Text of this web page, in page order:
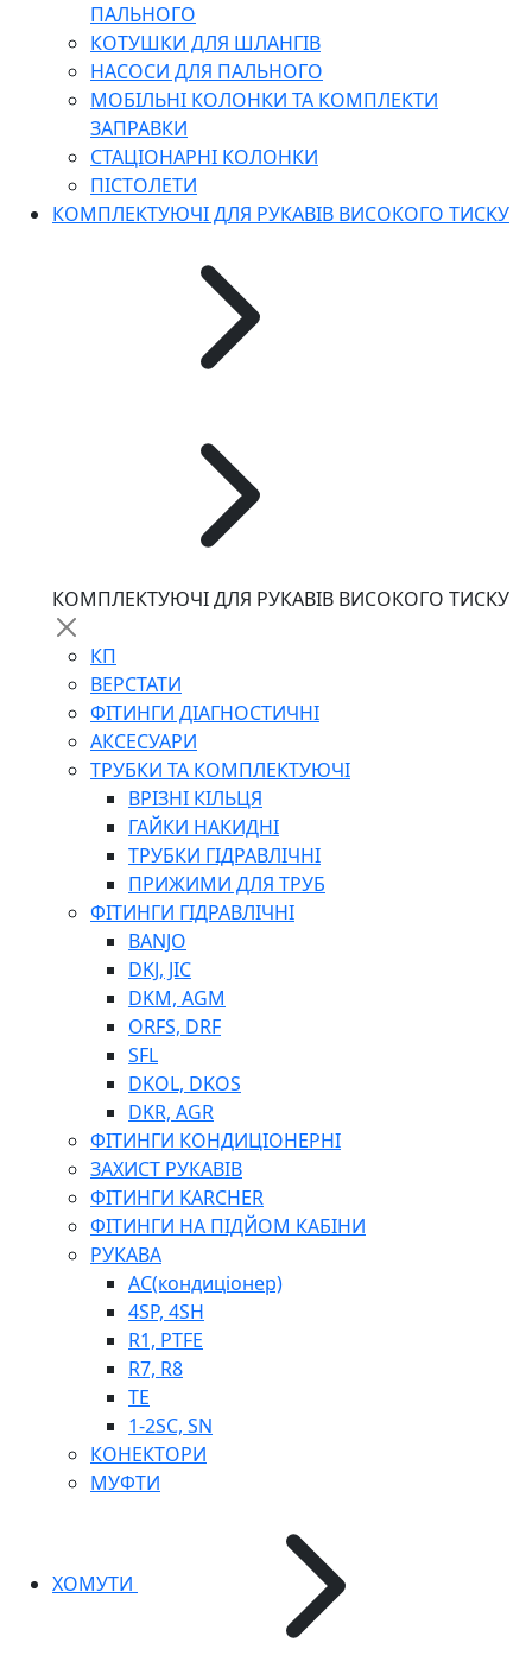
ПАЛЬНОГО
КОТУШКИ ДЛЯ ШЛАНГІВ
НАСОСИ ДЛЯ ПАЛЬНОГО
МОБІЛЬНІ КОЛОНКИ ТА КОМПЛЕКТИ
ЗАПРАВКИ
СТАЦІОНАРНІ КОЛОНКИ
ПІСТОЛЕТИ
КОМПЛЕКТУЮЧІ ДЛЯ РУКАВІВ ВИСОКОГО ТИСКУ
КОМПЛЕКТУЮЧІ ДЛЯ РУКАВІВ ВИСОКОГО ТИСКУ
КП
ВЕРСТАТИ
ФІТИНГИ ДІАГНОСТИЧНІ
АКСЕСУАРИ
ТРУБКИ ТА КОМПЛЕКТУЮЧІ
ВРІЗНІ КІЛЬЦЯ
ГАЙКИ НАКИДНІ
ТРУБКИ ГІДРАВЛІЧНІ
ПРИЖИМИ ДЛЯ ТРУБ
ФІТИНГИ ГІДРАВЛІЧНІ
BANJO
DKJ, JIC
DKM, AGM
ORFS, DRF
SFL
DKOL, DKOS
DKR, AGR
ФІТИНГИ КОНДИЦІОНЕРНІ
ЗАХИСТ РУКАВІВ
ФІТИНГИ KARCHER
ФІТИНГИ НА ПІДЙОМ КАБІНИ
РУКАВА
AC(кондиціонер)
4SP, 4SH
R1, PTFE
R7, R8
TE
1-2SC, SN
КОНЕКТОРИ
МУФТИ
ХОМУТИ